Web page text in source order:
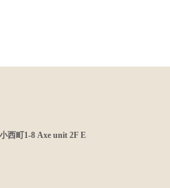
西町1-8 Axe unit 2F E